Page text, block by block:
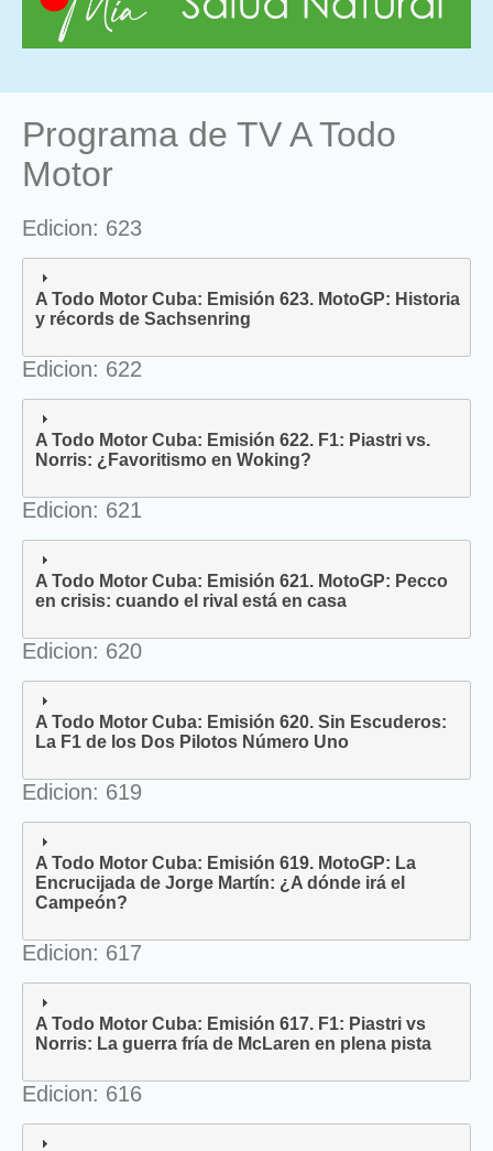
Programa de TV A Todo
Motor
Edicion: 623
A Todo Motor Cuba: Emisión 623. MotoGP: Historia
y récords de Sachsenring
Edicion: 622
A Todo Motor Cuba: Emisión 622. F1: Piastri vs.
Norris: ¿Favoritismo en Woking?
Edicion: 621
A Todo Motor Cuba: Emisión 621. MotoGP: Pecco
en crisis: cuando el rival está en casa
Edicion: 620
A Todo Motor Cuba: Emisión 620. Sin Escuderos:
La F1 de los Dos Pilotos Número Uno
Edicion: 619
A Todo Motor Cuba: Emisión 619. MotoGP: La
Encrucijada de Jorge Martín: ¿A dónde irá el
Campeón?
Edicion: 617
A Todo Motor Cuba: Emisión 617. F1: Piastri vs
Norris: La guerra fría de McLaren en plena pista
Edicion: 616